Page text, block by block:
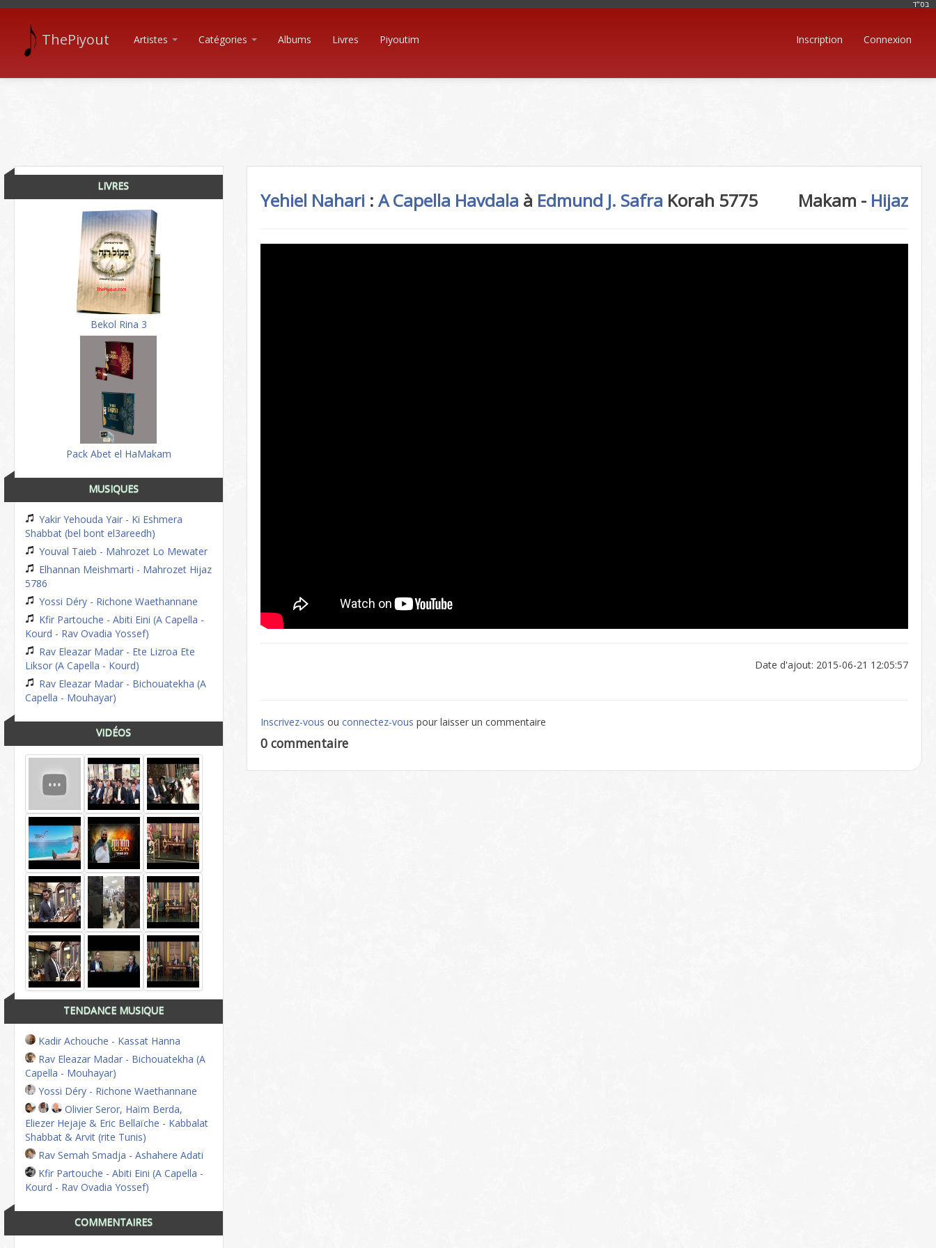
בּס"ד
ThePiyout Artistes Catégories Albums Livres Piyoutim Inscription Connexion
LIVRES
Bekol Rina 3
Pack Abet el HaMakam
MUSIQUES
Yakir Yehouda Yair - Ki Eshmera
Shabbat (bel bont el3areedh)
Youval Taieb - Mahrozet Lo Mewater
Elhannan Meishmarti - Mahrozet Hijaz
5786
Yossi Déry - Richone Waethannane
Kfir Partouche - Abiti Eini (A Capella -
Kourd - Rav Ovadia Yossef)
Rav Eleazar Madar - Ete Lizroa Ete
Liksor (A Capella - Kourd)
Rav Eleazar Madar - Bichouatekha (A
Capella - Mouhayar)
VIDÉOS
TENDANCE MUSIQUE
Kadir Achouche - Kassat Hanna
Rav Eleazar Madar - Bichouatekha (A
Capella - Mouhayar)
Yossi Déry - Richone Waethannane
Olivier Seror, Haïm Berda,
Eliezer Hejaje & Eric Bellaïche - Kabbalat
Shabbat & Arvit (rite Tunis)
Rav Semah Smadja - Ashahere Adati
Kfir Partouche - Abiti Eini (A Capella -
Kourd - Rav Ovadia Yossef)
COMMENTAIRES
Yehiel Nahari :A Capella Havdala Makam - Hijaz
à Edmund J. Safra Korah 5775
Date d'ajout: 2015-06-21 12:05:57
Inscrivez-vous ouconnectez-vous pour laisser un commentaire
0 commentaire